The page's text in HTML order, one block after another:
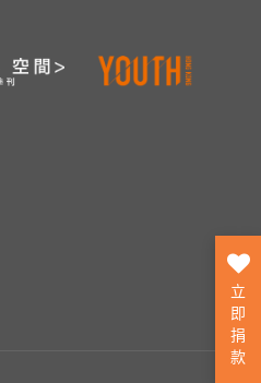
立
即
捐
款